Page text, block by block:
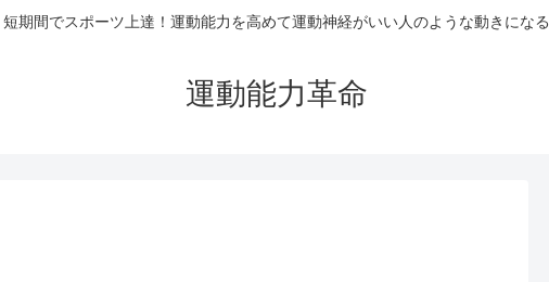
短期間でスポーツ上達！運動能力を高めて運動神経がいい人のような動きになる
運動能力革命